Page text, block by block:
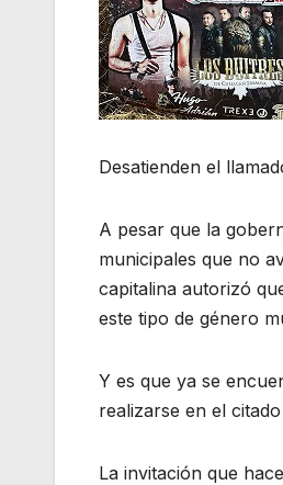
Desatienden el
A pesar que la
municipales que no
capitalina autorizó
este tipo de género
Y es que ya se
realizarse en el
La invitación que